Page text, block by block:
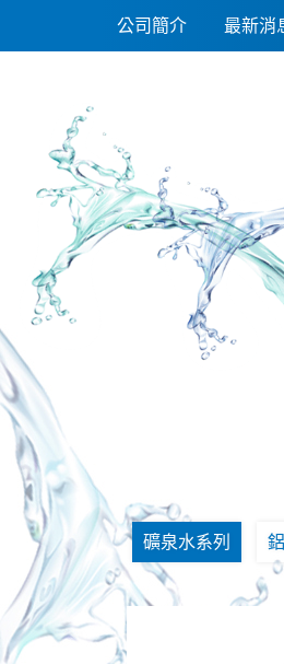
公司簡介 最新消
礦泉水系列